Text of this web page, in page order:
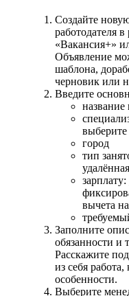
Создайте
работодателя
«Вакансия+»
Объявление
шаблона,
черновик или
Введите
название
город
тип
вычета
Заполните
обязанности и
Расскажите
из себя
особенности.
Выберите